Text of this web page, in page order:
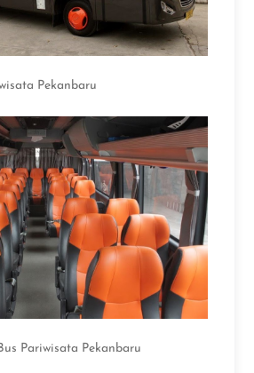
Pekanbaru
Pariwisata Pekanbaru